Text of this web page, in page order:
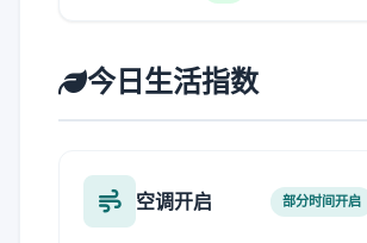
今日生活指数
空调开启 部分时间开启